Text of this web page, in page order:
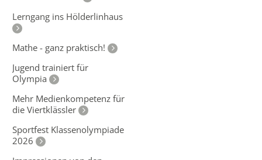
Lerngang ins Hölderlinhaus
Mathe - ganz praktisch!
Jugend trainiert für
Olympia
Mehr Medienkompetenz für
die Viertklässler
Sportfest Klassenolympiade
2026